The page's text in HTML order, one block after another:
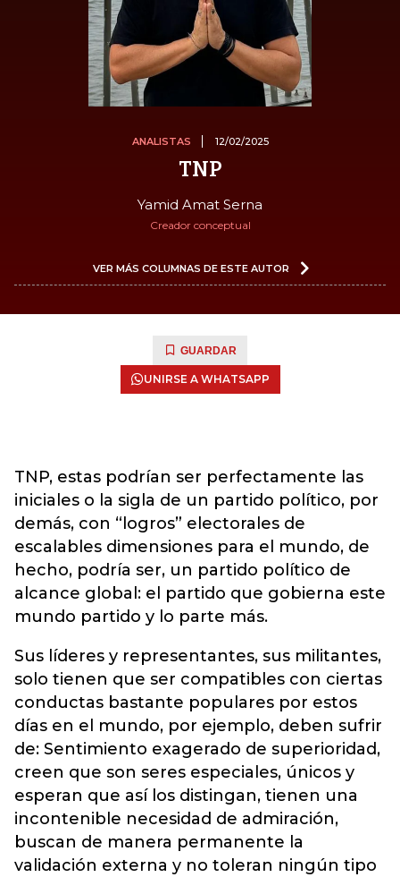
ANALISTAS 12/02/2025
TNP
Yamid Amat Serna
Creador conceptual
VER MÁS COLUMNAS DE ESTE AUTOR
GUARDAR
UNIRSE A WHATSAPP
TNP, estas podrían ser perfectamente las
iniciales o la sigla de un partido político, por
demás, con “logros” electorales de
escalables dimensiones para el mundo, de
hecho, podría ser, un partido político de
alcance global: el partido que gobierna este
mundo partido y lo parte más.
Sus líderes y representantes, sus militantes,
solo tienen que ser compatibles con ciertas
conductas bastante populares por estos
días en el mundo, por ejemplo, deben sufrir
de: Sentimiento exagerado de superioridad,
creen que son seres especiales, únicos y
esperan que así los distingan, tienen una
incontenible necesidad de admiración,
buscan de manera permanente la
validación externa y no toleran ningún tipo